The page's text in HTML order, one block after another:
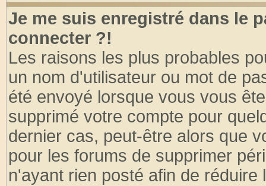
Je me suis enregistré dans le
connecter ?!
Les raisons les plus probables
un nom d'utilisateur ou mot de
été envoyé lorsque vous vous
supprimé votre compte pour
dernier cas, peut-être alors que
pour les forums de supprimer
n'ayant rien posté afin de